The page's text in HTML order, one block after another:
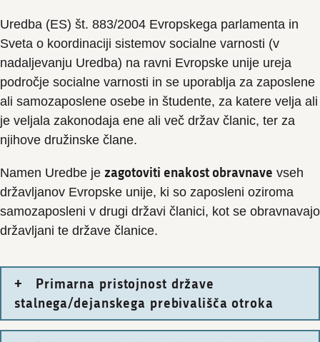
Uredba (ES) št. 883/2004 Evropskega parlamenta in
Sveta o koordinaciji sistemov socialne varnosti (v
nadaljevanju Uredba) na ravni Evropske unije ureja
področje socialne varnosti in se uporablja za zaposlene
ali samozaposlene osebe in študente, za katere velja ali
je veljala zakonodaja ene ali več držav članic, ter za
njihove družinske člane.
Namen Uredbe je zagotoviti enakost obravnave vseh
državljanov Evropske unije, ki so zaposleni oziroma
samozaposleni v drugi državi članici, kot se obravnavajo
državljani te države članice.
Primarna pristojnost države
stalnega/dejanskega prebivališča otroka